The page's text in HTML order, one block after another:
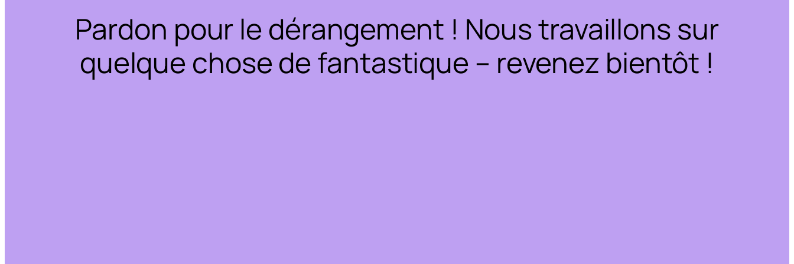
Pardon pour le dérangement ! Nous travaillons sur
quelque chose de fantastique – revenez bientôt !